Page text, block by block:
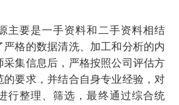
主要是一手资料和二手资料相结
严格的数据清洗、加工和分析的内
采集信息后，严格按照公司评估方
的要求，并结合自身专业经验，对
行整理、筛选，最终通过综合统